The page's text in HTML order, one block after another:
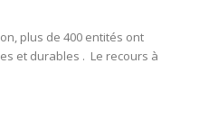
plus de 400 entités ont
et durables . Le recours à